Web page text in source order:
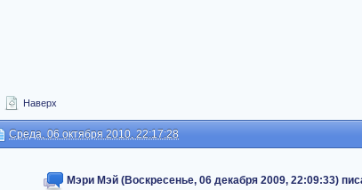
Наверх
Среда, 06 октября 2010, 22:17:28
Мэри Мэй (Воскресенье, 06 декабря 2009, 22:09:33)